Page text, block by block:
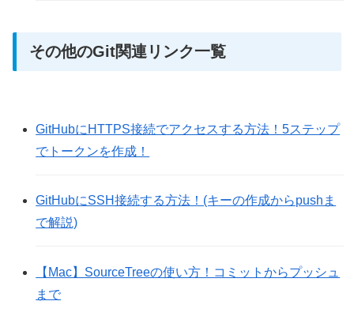
その他のGit関連リンク一覧
GitHubにHTTPS接続でアクセスする方法！5ステップ
でトークンを作成！
GitHubにSSH接続する方法！(キーの作成からpushま
で解説)
【Mac】SourceTreeの使い方！コミットからプッシュ
まで